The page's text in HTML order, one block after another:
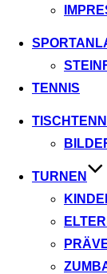
TENNIS
TURNEN